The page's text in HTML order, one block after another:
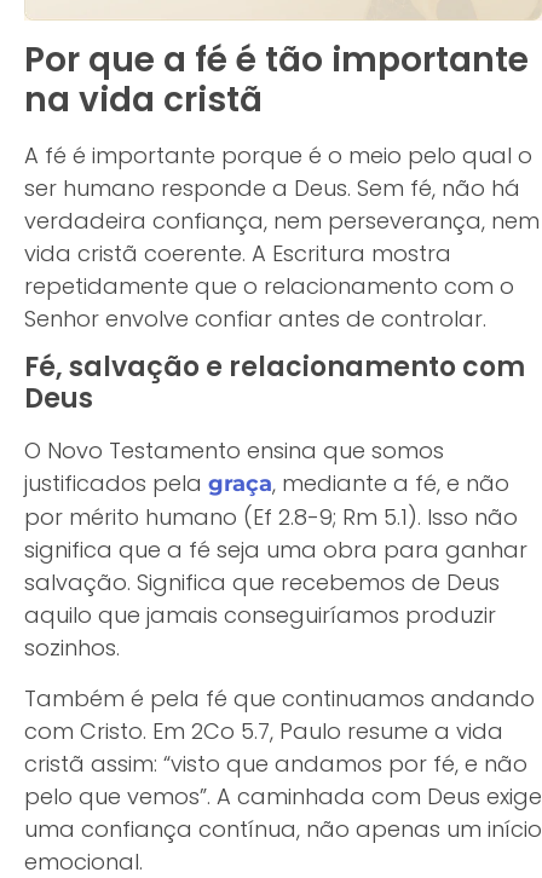
Por que a fé é tão importante
na vida cristã
A fé é importante porque é o meio pelo qual o
ser humano responde a Deus. Sem fé, não há
verdadeira confiança, nem perseverança, nem
vida cristã coerente. A Escritura mostra
repetidamente que o relacionamento com o
Senhor envolve confiar antes de controlar.
Fé, salvação e relacionamento com
Deus
O Novo Testamento ensina que somos
justificados pela graça, mediante a fé, e não
por mérito humano (Ef 2.8-9; Rm 5.1). Isso não
significa que a fé seja uma obra para ganhar
salvação. Significa que recebemos de Deus
aquilo que jamais conseguiríamos produzir
sozinhos.
Também é pela fé que continuamos andando
com Cristo. Em 2Co 5.7, Paulo resume a vida
cristã assim: “visto que andamos por fé, e não
pelo que vemos”. A caminhada com Deus exige
uma confiança contínua, não apenas um início
emocional.